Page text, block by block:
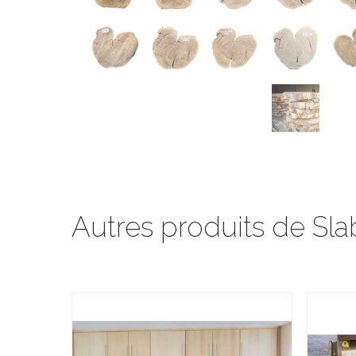
Autres produits de